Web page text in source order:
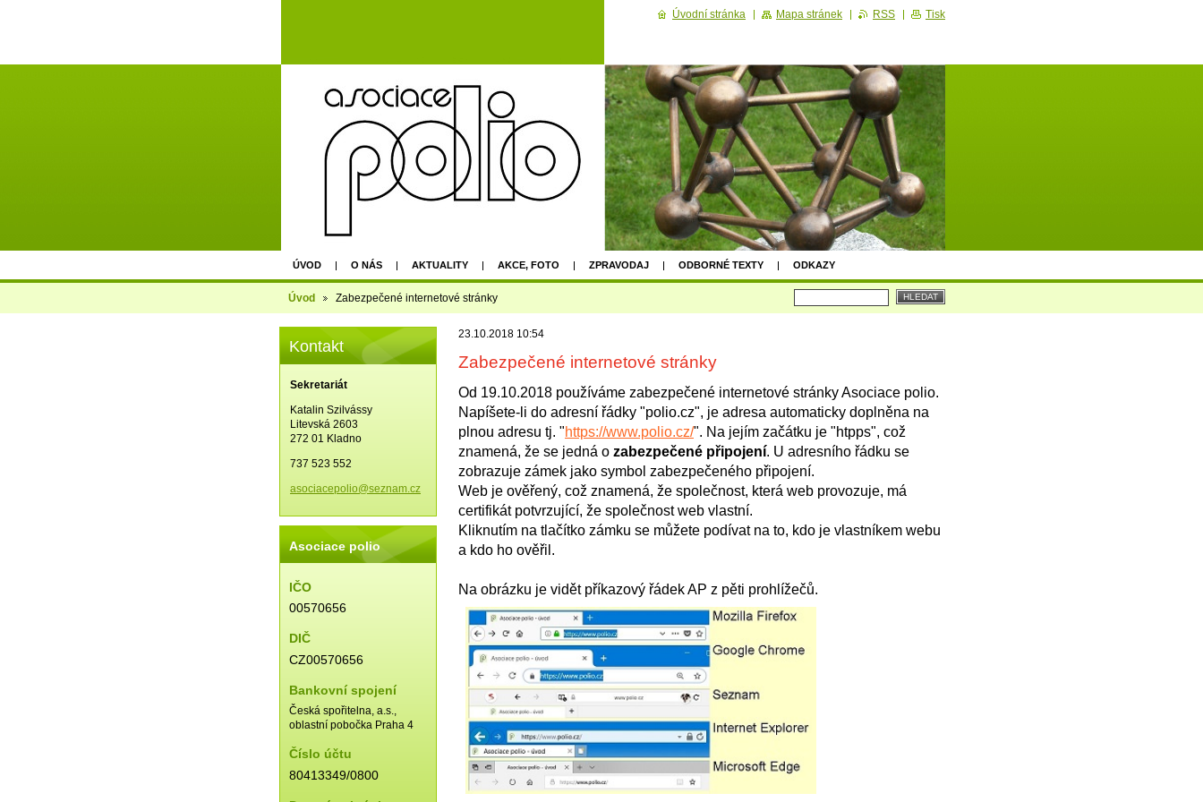
ÚVOD O NÁS AKTUALITY AKCE, FOTO ZPRAVODAJ ODBORNÉ TEXTY ODKAZY
AGM - EPU PRAGUE 2022
Úvod Zabezpečené internetové stránky
23.10.2018 10:54
Zabezpečené internetové stránky
Od 19.10.2018 používáme zabezpečené internetové stránky Asociace polio.
Napíšete-li do adresní řádky "polio.cz", je adresa automaticky doplněna na
plnou adresu tj. "https://www.polio.cz/". Na jejím začátku je "htpps", což
znamená, že se jedná o zabezpečené připojení. U adresního řádku se
zobrazuje zámek jako symbol zabezpečeného připojení.
Web je ověřený, což znamená, že společnost, která web provozuje, má
certifikát potvrzující, že společnost web vlastní.
Kliknutím na tlačítko zámku se můžete podívat na to, kdo je vlastníkem webu
a kdo ho ověřil.
Na obrázku je vidět příkazový řádek AP z pěti prohlížečů.
Kontakt
Sekretariát
Katalin Szilvássy
Litevská 2603
272 01 Kladno
737 523 552
asociacepolio@seznam.cz
Asociace polio
IČO
00570656
DIČ
CZ00570656
Bankovní spojení
Česká spořitelna, a.s.,
oblastní pobočka Praha 4
Číslo účtu
80413349/0800
Úvodní stránka Mapa stránek RSS Tisk